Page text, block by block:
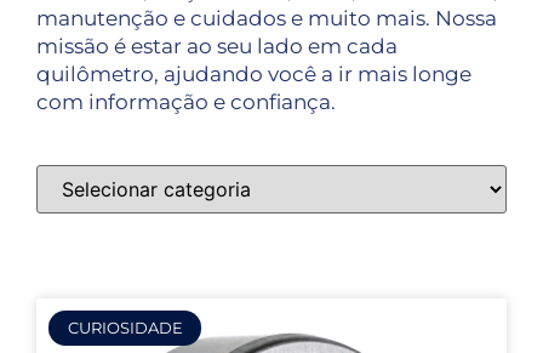
manutenção e cuidados e muito mais. Nossa
missão é estar ao seu lado em cada
quilômetro, ajudando você a ir mais longe
com informação e confiança.
CURIOSIDADE